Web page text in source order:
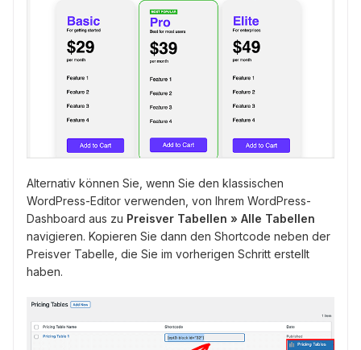
Alternativ können Sie, wenn Sie den klassischen
WordPress-Editor verwenden, von Ihrem WordPress-
Dashboard aus zu Preisver Tabellen » Alle Tabellen
navigieren. Kopieren Sie dann den Shortcode neben der
Preisver Tabelle, die Sie im vorherigen Schritt erstellt
haben.